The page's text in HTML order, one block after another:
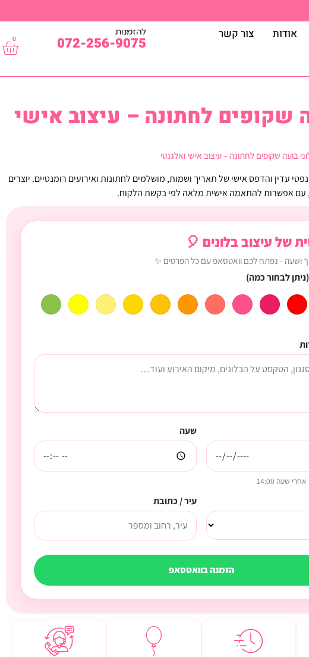
אודות צור קשר 0
להזמנות
072-256-9075
שקופים לחתונה – עיצוב אישי
בועה שקופים לחתונה – עיצוב אישי ואלגנטי
עדין והדפס אישי של תאריך ושמות, מושלמים לחתונות ואירועים רומנטיים. יוצרים
עם אפשרות להתאמה אישית מלאה לפי בקשת הלקוח.
של עיצוב בלונים 🎈
ושעה - נפתח לכם וואטסאפ עם כל הפרטים ✨
לבחור כמה)
שעה 14:00
שעה
עיר / כתובת
הזמנה בוואטסאפ